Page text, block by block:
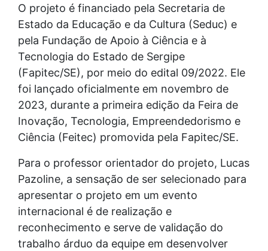
O projeto é financiado pela Secretaria de
Estado da Educação e da Cultura (Seduc) e
pela Fundação de Apoio à Ciência e à
Tecnologia do Estado de Sergipe
(Fapitec/SE), por meio do edital 09/2022. Ele
foi lançado oficialmente em novembro de
2023, durante a primeira edição da Feira de
Inovação, Tecnologia, Empreendedorismo e
Ciência (Feitec) promovida pela Fapitec/SE.
Para o professor orientador do projeto, Lucas
Pazoline, a sensação de ser selecionado para
apresentar o projeto em um evento
internacional é de realização e
reconhecimento e serve de validação do
trabalho árduo da equipe em desenvolver